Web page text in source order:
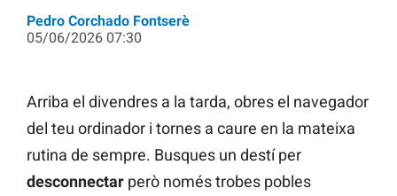
Pedro Corchado Fontserè
05/06/2026 07:30
Arriba el divendres a la tarda, obres el navegador
del teu ordinador i tornes a caure en la mateixa
rutina de sempre. Busques un destí per
desconnectar però només trobes pobles